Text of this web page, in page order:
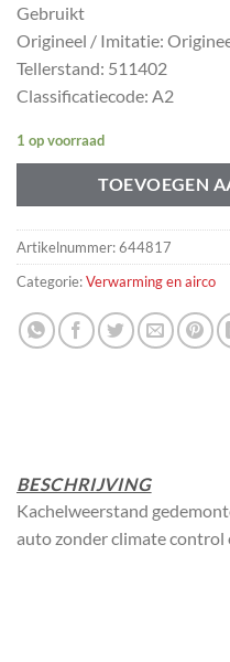
Gebruikt
Origineel / Imitatie:
Tellerstand: 511402
Classificatiecode: A2
1 op voorraad
TOEVOEGEN
Artikelnummer:644817
Categorie:Verwarming en airco
BESCHRIJVING
Kachelweerstand
auto zonder climate control